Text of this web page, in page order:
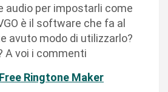
audio per impostarli come
è il software che fa al
avuto modo di utilizzarlo?
A voi i commenti
Ringtone Maker